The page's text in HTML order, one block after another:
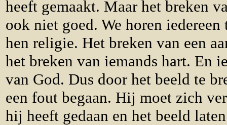
heeft gemaakt. Maar het breken
ook niet goed. We horen iedereen
hen religie. Het breken van een
het breken van iemands hart. En
van God. Dus door het beeld te
een fout begaan. Hij moet zich
hij heeft gedaan en het beeld